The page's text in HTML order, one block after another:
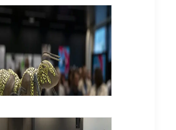
© Bündnis Nachhaltige
Hochschulen / ilgs.at